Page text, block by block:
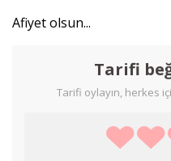
Afiyet olsun...
Tarifi
Tarifi oylayın, herkes